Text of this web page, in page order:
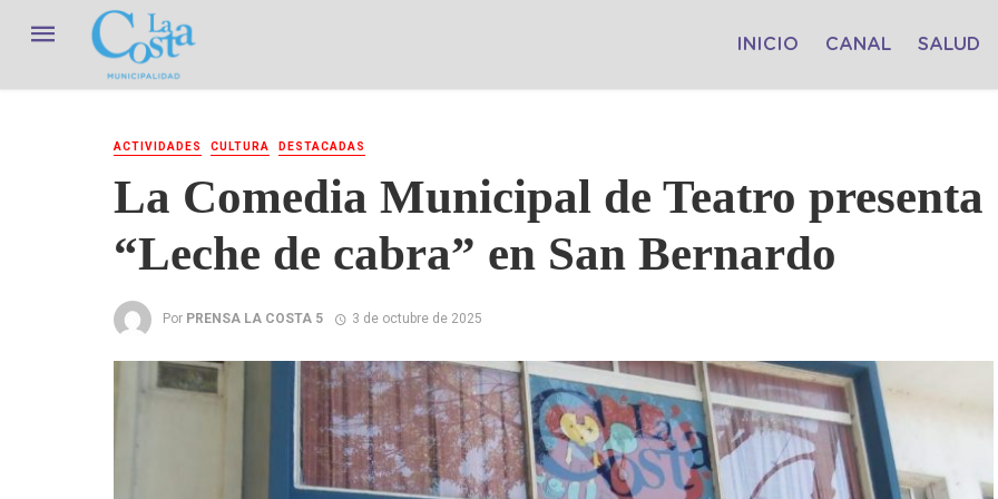
INICIO CANAL SALUD
ACTIVIDADES CULTURA DESTACADAS
La Comedia Municipal de Teatro presenta
“Leche de cabra” en San Bernardo
Por PRENSA LA COSTA 5 3 de octubre de 2025